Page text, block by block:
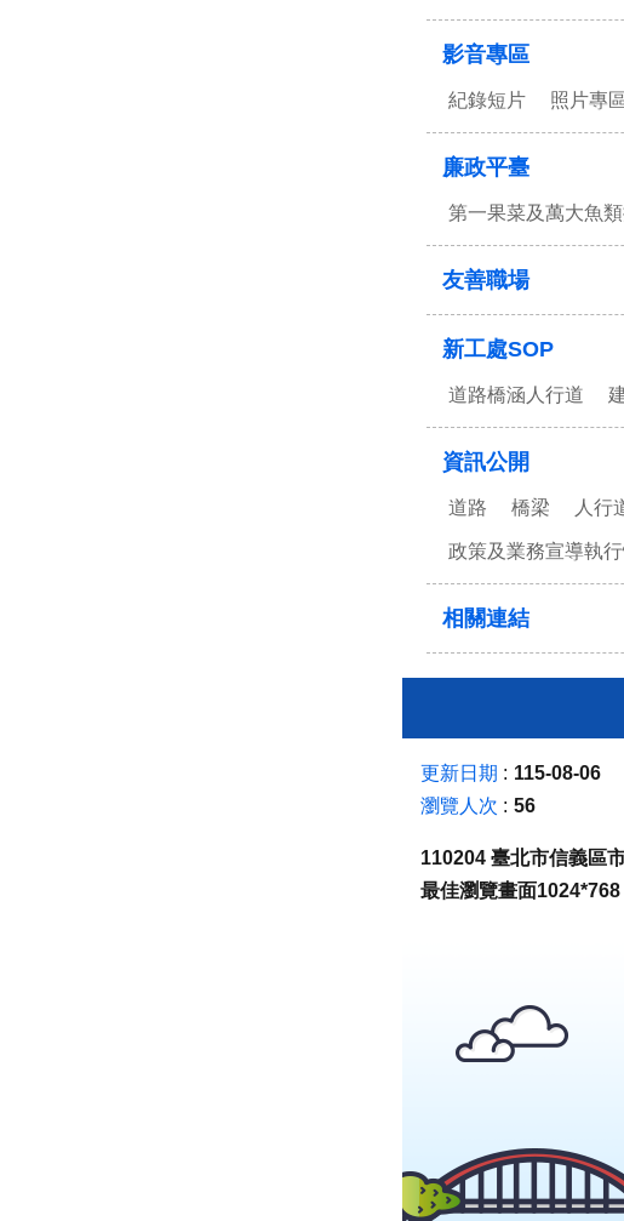
影音專區
紀錄短片 照片專
廉政平臺
第一果菜及萬大魚
友善職場
新工處SOP
道路橋涵人行道
資訊公開
道路 橋梁 人行
政策及業務宣導執
相關連結
更新日期
115-08-06
瀏覽人次
56
110204 臺北市信義區
最佳瀏覽畫面